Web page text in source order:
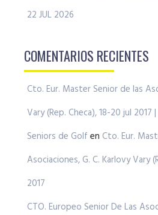
22 JUL 2026
COMENTARIOS RECIENTES
Cto. Eur. Master Senior de las
Vary (Rep. Checa), 18-20 jul
Seniors de Golf en Cto. Eur.
Asociaciones, G. C. Karlovy Vary
2017
CTO. Europeo Senior De Las